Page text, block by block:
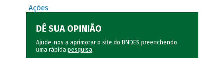
Ações
DÊ SUA OPINIÃO
Ajude-nos a aprimorar o site do BNDES preenchendo
uma rápida pesquisa.